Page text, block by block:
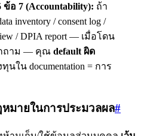
อ 7 (Accountability): ถ้า
inventory / consent log /
/ DPIA report — เมื่อโดน
กถาม — คุณ default ผิด
นใน documentation = การ
มายในการประมวลผล#